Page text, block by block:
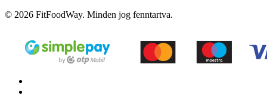
© 2026 FitFoodWay. Minden jog fenntartva.